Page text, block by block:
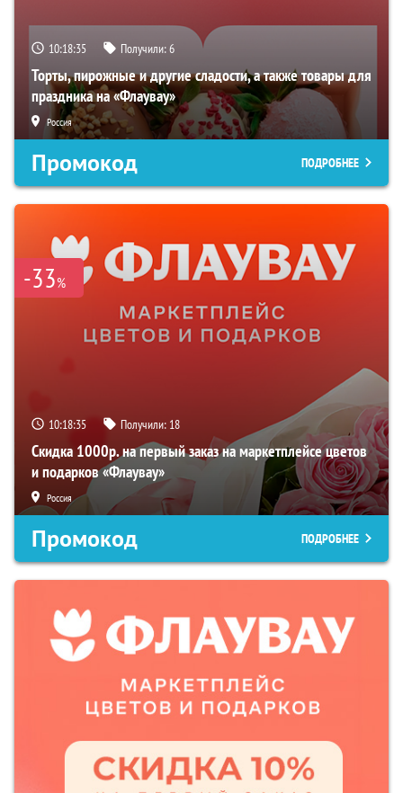
10:18:34 Получили:6
Торты, пирожные и другие сладости, а также товары для
праздника на «Флаувау»
Россия
Промокод ПОДРОБНЕЕ
-33%
10:18:34 Получили: 18
Скидка 1000р. на первый заказ на маркетплейсе цветов
и подарков «Флаувау»
Россия
Промокод ПОДРОБНЕЕ